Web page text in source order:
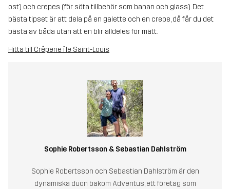
ost) och crepes (för söta tillbehör som banan och glass). Det
bästa tipset är att dela på en galette och en crepe, då får du det
bästa av båda utan att en blir alldeles för mätt.
Hitta till Crêperie île Saint-Louis
Sophie Robertsson & Sebastian Dahlström
Sophie Robertsson och Sebastian Dahlström är den
dynamiska duon bakom Adventus, ett företag som